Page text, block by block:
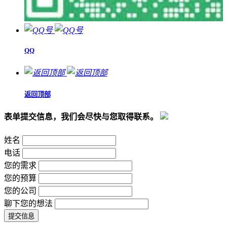
QQ
返回顶部
表单提交信息，我们会尽快与您取得联系。
姓名
电话
您的需求
您的预算
您的公司
聊下您的想法